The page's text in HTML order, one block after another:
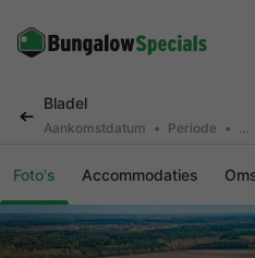
Bladel
Aankomstdatum Periode 2
Foto's Accommodaties